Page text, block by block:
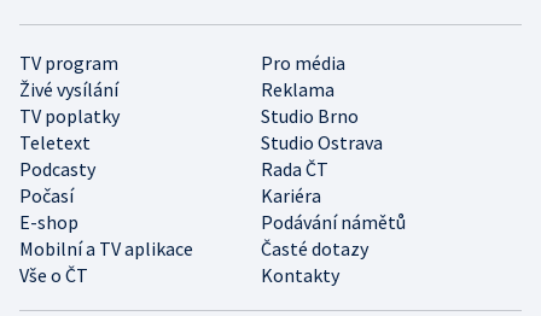
TV program
Pro média
Živé vysílání
Reklama
TV poplatky
Studio Brno
Teletext
Studio Ostrava
Podcasty
Rada ČT
Počasí
Kariéra
E-shop
Podávání námětů
Mobilní a TV aplikace
Časté dotazy
Vše o ČT
Kontakty